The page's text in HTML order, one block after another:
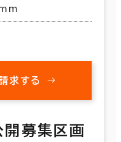
求する
募集区画